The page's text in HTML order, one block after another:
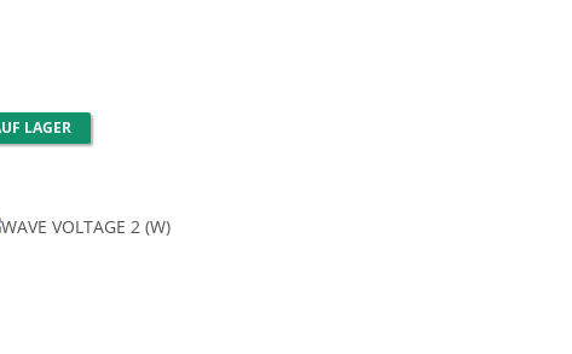
LAGER